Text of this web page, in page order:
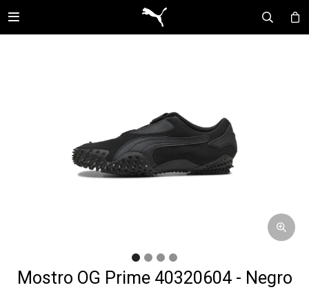

Mostro OG Prime 40320604 - Negro